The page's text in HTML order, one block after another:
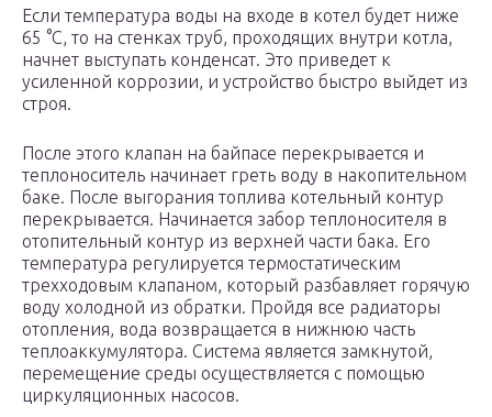
Если температура воды на входе в котел будет ниже
65 °C, то на стенках труб, проходящих внутри котла,
начнет выступать конденсат. Это приведет к
усиленной коррозии, и устройство быстро выйдет из
строя.
После этого клапан на байпасе перекрывается и
теплоноситель начинает греть воду в накопительном
баке. После выгорания топлива котельный контур
перекрывается. Начинается забор теплоносителя в
отопительный контур из верхней части бака. Его
температура регулируется термостатическим
трехходовым клапаном, который разбавляет горячую
воду холодной из обратки. Пройдя все радиаторы
отопления, вода возвращается в нижнюю часть
теплоаккумулятора. Система является замкнутой,
перемещение среды осуществляется с помощью
циркуляционных насосов.